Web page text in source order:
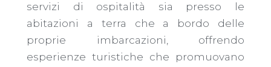
servizi di ospitalità sia presso le
abitazioni a terra che a bordo delle
proprie imbarcazioni, offrendo
esperienze turistiche che promuovano